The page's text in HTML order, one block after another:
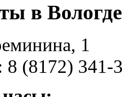
в Вологде
1
8 (8172) 341-